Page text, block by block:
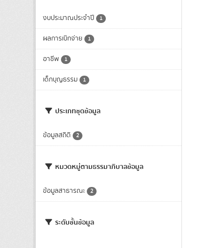
งบประมาณประจำปี 1
ผลการเบิกจ่าย 1
อาชีพ 1
เด็กบุญธรรม 1
ประเภทชุดข้อมูล
ข้อมูลสถิติ 2
หมวดหมู่ตามธรรมาภิบาลข้อมูล
ข้อมูลสาธารณะ 2
ระดับชั้นข้อมูล